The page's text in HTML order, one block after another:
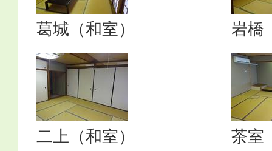
葛城（和室） 岩橋
二上（和室） 茶室